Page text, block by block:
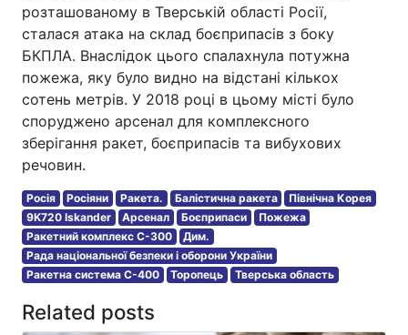
розташованому в Тверській області Росії,
сталася атака на склад боєприпасів з боку
БКПЛА. Внаслідок цього спалахнула потужна
пожежа, яку було видно на відстані кількох
сотень метрів. У 2018 році в цьому місті було
споруджено арсенал для комплексного
зберігання ракет, боєприпасів та вибухових
речовин.
Росія Росіяни Ракета. Балістична ракета
Північна Корея
9K720 Iskander
Арсенал Боєприпаси
Пожежа
Ракетний комплекс С-300
Дим.
Рада національної безпеки і оборони України
Ракетна система С-400
Торопець Тверська область
Related posts